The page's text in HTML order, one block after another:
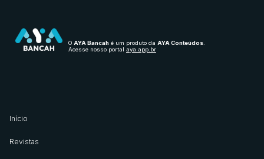
O AYA Bancah é um produto da AYA Conteúdos
Acesse nosso portal aya.app.br
Início
Revistas